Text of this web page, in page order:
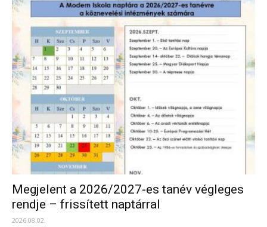
Megjelent a 2026/2027-es tanév végleges
rendje – frissített naptárral
2026.08.02.